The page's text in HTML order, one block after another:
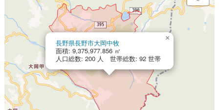
長野県長野市大岡中牧
面積: 9,375,977.856 ㎡
人口総数: 200 人 世帯総数: 92 世帯
×